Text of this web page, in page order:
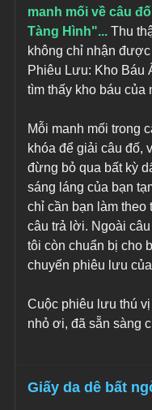
manh mối về câu
Tàng Hình"... Thu
không chỉ nhận
Phiêu Lưu: Kho Báu
tìm thấy kho báu của
Mỗi manh mối trong
khóa để giải câu đố,
đừng bỏ qua bất kỳ
sáng láng của bạn
chỉ cần bạn làm theo
câu trả lời. Ngoài
tôi còn chuẩn bị cho
chuyến phiêu lưu
Cuộc phiêu lưu thú
nhỏ ơi, đã sẵn sàng
Giấy da dê bất